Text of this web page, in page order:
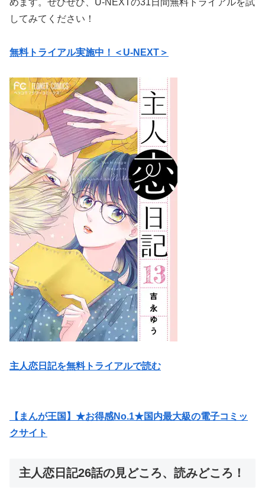
してみてください！
無料トライアル実施中！＜U-NEXT＞
主人恋日記を無料トライアルで読む
【まんが王国】★お得感No.1★国内最大級の電子コミッ
クサイト
主人恋日記26話の見どころ、読みどころ！